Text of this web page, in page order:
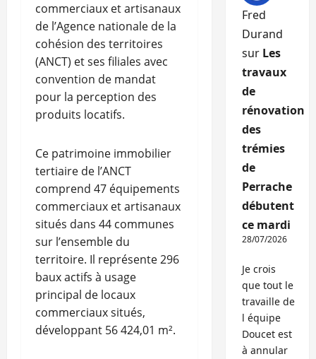
commerciaux et artisanaux
de l’Agence nationale de la
cohésion des territoires
(ANCT) et ses filiales avec
convention de mandat
pour la perception des
produits locatifs.
Ce patrimoine immobilier
tertiaire de l’ANCT
comprend 47 équipements
commerciaux et artisanaux
situés dans 44 communes
sur l’ensemble du
territoire. Il représente 296
baux actifs à usage
principal de locaux
commerciaux situés,
développant 56 424,01 m².
Fred
Durand
sur Les
travaux
de
rénovation
des
trémies
de
Perrache
débutent
ce mardi
28/07/2026
Je crois
que tout le
travaille de
l équipe
Doucet est
à annular